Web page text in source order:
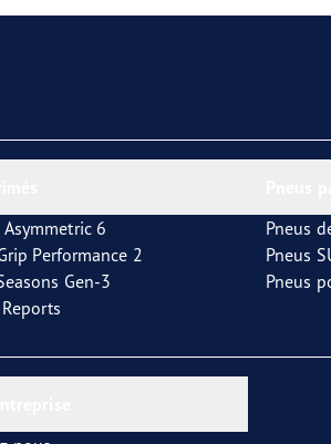
Asymmetric 6
Performance 2
Gen-3
Pneus
Pneus
Pneus